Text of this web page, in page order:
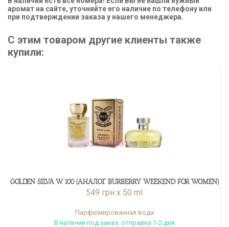
аромат на сайте, уточняйте его наличие по телефону или
при подтверждении заказа у нашего менеджера.
С этим товаром другие клиенты также
купили:
GOLDEN SILVA W 100 (АНАЛОГ BURBERRY WEEKEND FOR WOMEN)
549 грн x 50 ml
Парфюмированная вода
В наличии под заказ, отправка 1-2 дня